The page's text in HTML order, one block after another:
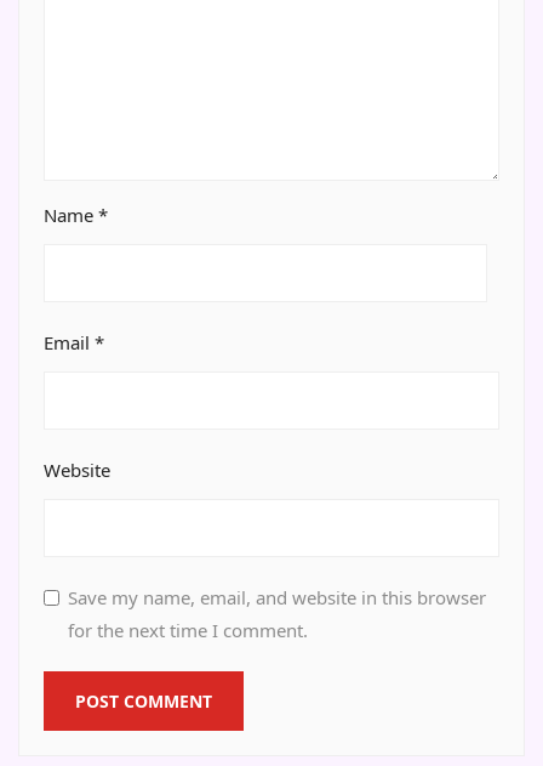
Name *
Email *
Website
Save my name, email, and website in this browser
for the next time I comment.